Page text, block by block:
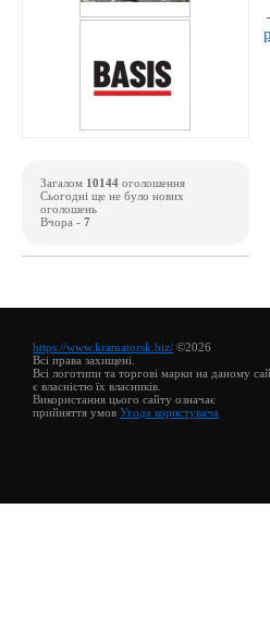
Загалом 10144 оголошення
Сьогодні ще не було нових
оголошень
Вчора - 7
https://www.kramatorsk.biz/ ©2026
Всі права захищені.
Всі логотипи та торгові марки на даному
є власністю їх власників.
Використання цього сайту означає
прийняття умов Угода користувача